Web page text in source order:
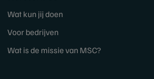
Wat kun jij doen
Voor bedrijven
Wat is de missie van MSC?